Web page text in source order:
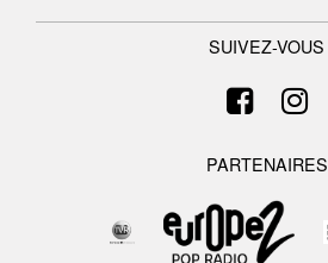
SUIVEZ-VOUS
PARTENAIRES